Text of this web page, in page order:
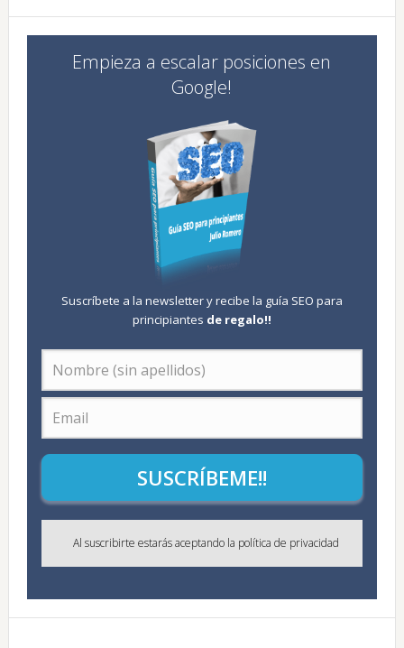
Empieza a escalar posiciones en
Google!
Suscríbete a la newsletter y recibe la guía SEO para
principiantes de regalo!!
SUSCRÍBEME!!
Al suscribirte estarás aceptando la política de privacidad